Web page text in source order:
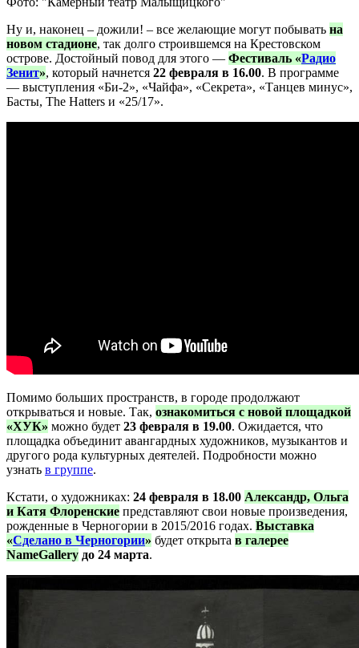
Ну и, наконец – дожили! – все желающие могут побывать на
новом стадионе, так долго строившемся на Крестовском
острове. Достойный повод для этого — Фестиваль «Радио
Зенит», который начнется 22 февраля в 16.00. В программе
— выступления «Би-2», «Чайфа», «Секрета», «Танцев минус»,
Басты, The Hatters и «25/17».
Помимо больших пространств, в городе продолжают
открываться и новые. Так, ознакомиться с новой площадкой
«ХУК» можно будет 23 февраля в 19.00. Ожидается, что
площадка объединит авангардных художников, музыкантов и
другого рода культурных деятелей. Подробности можно
узнать в группе.
Кстати, о художниках: 24 февраля в 18.00 Александр, Ольга
и Катя Флоренские представляют свои новые произведения,
рожденные в Черногории в 2015/2016 годах. Выставка
«Сделано в Черногории» будет открыта в галерее
NameGallery до 24 марта.